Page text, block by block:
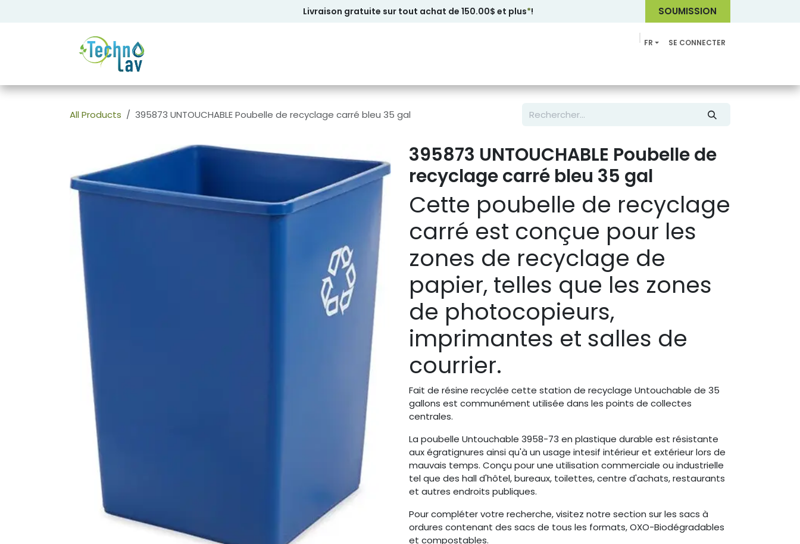
Livraison gratuite sur tout achat de 150.00$ et plus*! SOUMISSION
FR SE CONNECTER
All Products 395873 UNTOUCHABLE Poubelle de recyclage carré bleu 35 gal
395873 UNTOUCHABLE Poubelle de
recyclage carré bleu 35 gal
Cette poubelle de recyclage
carré est conçue pour les
zones de recyclage de
papier, telles que les zones
de photocopieurs,
imprimantes et salles de
courrier.
Fait de résine recyclée cette station de recyclage Untouchable de 35
gallons est communément utilisée dans les points de collectes
centrales.
La poubelle Untouchable 3958-73 en plastique durable est résistante
aux égratignures ainsi qu'à un usage intesif intérieur et extérieur lors de
mauvais temps. Conçu pour une utilisation commerciale ou industrielle
tel que des hall d'hôtel, bureaux, toilettes, centre d'achats, restaurants
et autres endroits publiques.
Pour compléter votre recherche, visitez notre section sur les sacs à
ordures contenant des sacs de tous les formats, OXO-Biodégradables
et compostables.